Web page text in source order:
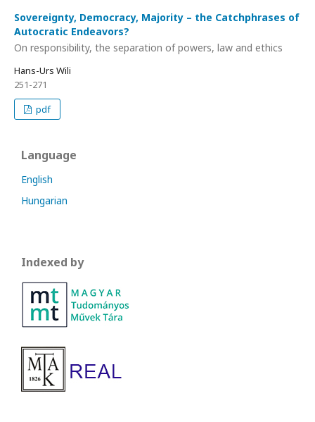
Sovereignty, Democracy, Majority – the Catchphrases of
Autocratic Endeavors?
On responsibility, the separation of powers, law and ethics
Hans-Urs Wili
251-271
pdf
Language
English
Hungarian
Indexed by